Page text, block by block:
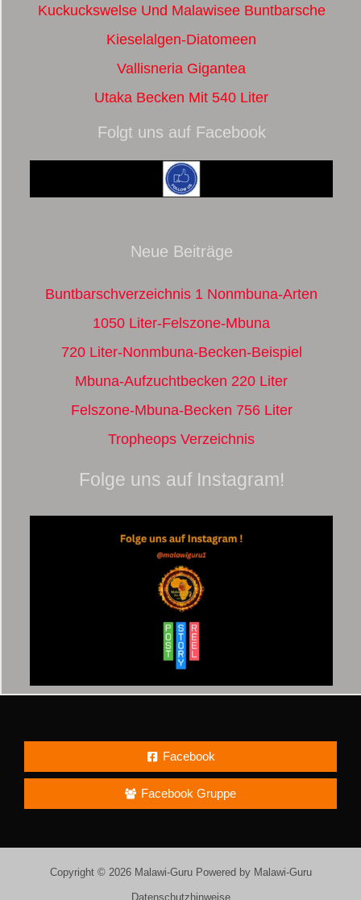
Kuckuckswelse Und Malawisee Buntbarsche
Kieselalgen-Diatomeen
Vallisneria Gigantea
Utaka Becken Mit 540 Liter
Folgt uns auf Facebook
Neue Beiträge
Buntbarschverzeichnis 1 Nonmbuna-Arten
1050 Liter-Felszone-Mbuna
720 Liter-Nonmbuna-Becken-Beispiel
Mbuna-Aufzuchtbecken 220 Liter
Felszone-Mbuna-Becken 756 Liter
Tropheops Verzeichnis
Folge uns auf Instagram!
Facebook
Facebook Gruppe
Copyright © 2026 Malawi-Guru Powered by Malawi-Guru
Datenschutzhinweise